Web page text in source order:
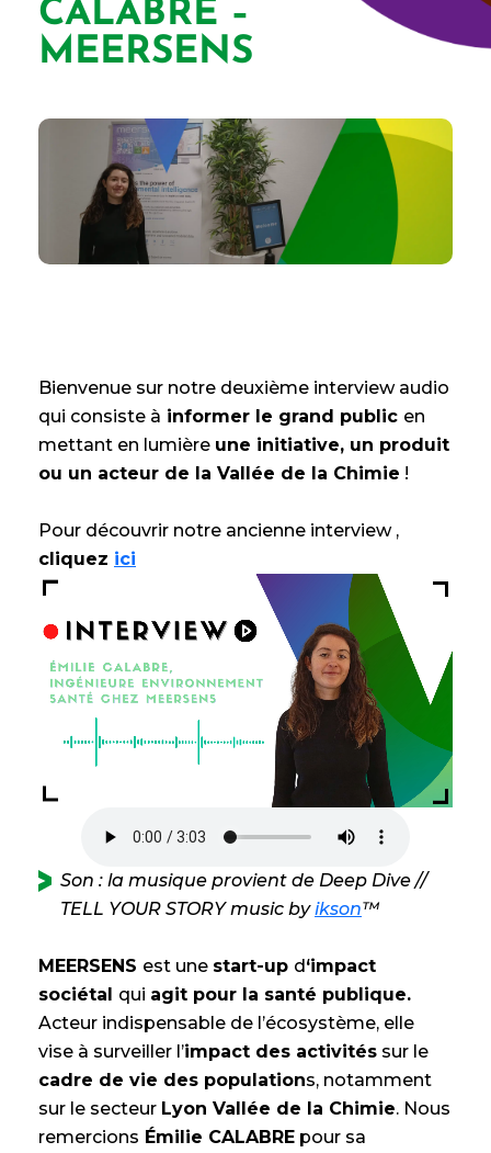
CALABRE –
MEERSENS
Bienvenue sur notre deuxième interview audio
qui consiste à informer le grand public en
mettant en lumière une initiative, un produit
ou un acteur de la Vallée de la Chimie !
Pour découvrir notre ancienne interview ,
cliquez ici
Son : la musique provient de Deep Dive //
TELL YOUR STORY music byikson™
MEERSENS est une start-up d‘impact
sociétal qui agit pour la santé publique.
Acteur indispensable de l’écosystème, elle
vise à surveiller l’impact des activités sur le
cadre de vie des populations, notamment
sur le secteur Lyon Vallée de la Chimie. Nous
remercions Émilie CALABRE pour sa